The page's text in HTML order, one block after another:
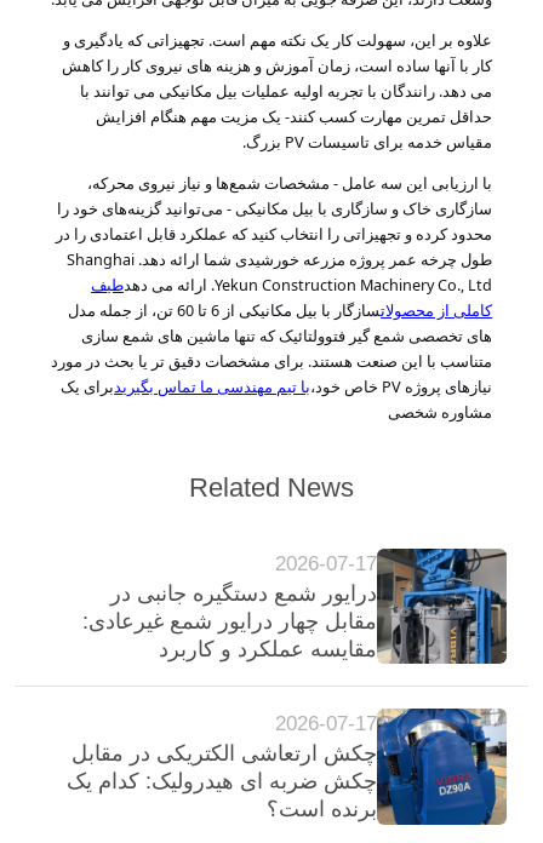
علاوه بر این، سهولت کار یک نکته مهم است. تجهیزاتی که یادگیری و
کار با آنها ساده است، زمان آموزش و هزینه های نیروی کار را کاهش
می دهد. رانندگان با تجربه اولیه عملیات بیل مکانیکی می توانند با
حداقل تمرین مهارت کسب کنند- یک مزیت مهم هنگام افزایش
مقیاس خدمه برای تاسیسات PV بزرگ.
با ارزیابی این سه عامل - مشخصات شمع‌ها و نیاز نیروی محرکه،
سازگاری خاک و سازگاری با بیل مکانیکی - می‌توانید گزینه‌های خود را
محدود کرده و تجهیزاتی را انتخاب کنید که عملکرد قابل اعتمادی را در
طول چرخه عمر پروژه مزرعه خورشیدی شما ارائه دهد. Shanghai
Yekun Construction Machinery Co., Ltd. ارائه می دهد
طیف
کاملی از محصولات
سازگار با بیل مکانیکی از 6 تا 60 تن، از جمله مدل
های تخصصی شمع گیر فتوولتائیک که تنها ماشین های شمع سازی
متناسب با این صنعت هستند. برای مشخصات دقیق تر یا بحث در مورد
نیازهای پروژه PV خاص خود،
با تیم مهندسی ما تماس بگیریدبرای یک
مشاوره شخصی
Related News
2026-07-17
درایور شمع دستگیره جانبی در
مقابل چهار درایور شمع غیرعادی:
مقایسه عملکرد و کاربرد
2026-07-17
چکش ارتعاشی الکتریکی در مقابل
چکش ضربه ای هیدرولیک: کدام یک
برنده است؟